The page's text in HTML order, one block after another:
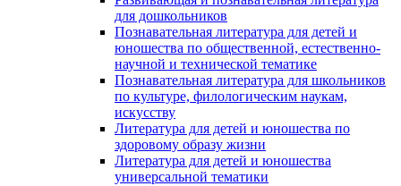
для дошкольников
Познавательная литература для детей и
юношества по общественной, естественно-
научной и технической тематике
Познавательная литература для школьников
по культуре, филологическим наукам,
искусству
Литература для детей и юношества по
здоровому образу жизни
Литература для детей и юношества
универсальной тематики